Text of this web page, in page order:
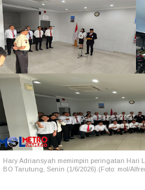
Hary Adriansyah memimpin peringatan
BO Tarutung, Senin (1/6/2026).(Foto: mol/